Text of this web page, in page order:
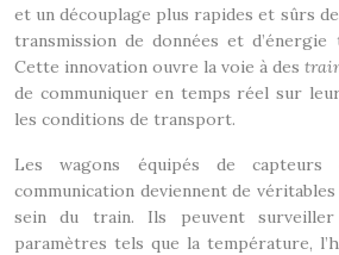
et un découplage plus rapides et sûrs
transmission de données et
Cette innovation ouvre la voie à des
de communiquer en temps réel sur
les conditions de transport.
Les wagons équipés de
communication deviennent de
sein du train. Ils peuvent surveiller
paramètres tels que la température,